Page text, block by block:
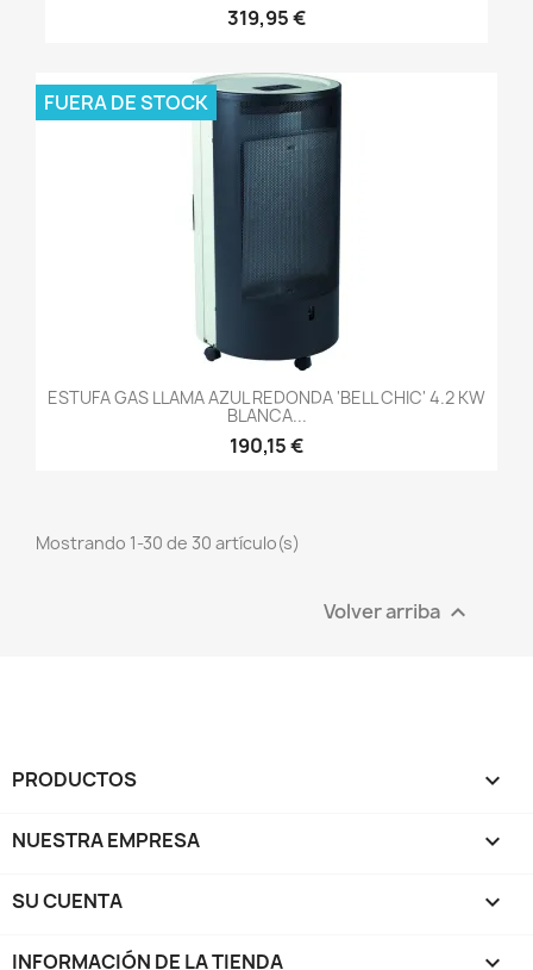
319,95 €
ESTUFA GAS LLAMA AZUL REDONDA 'BELL CHIC' 4.2 KW
BLANCA...
190,15 €
FUERA DE STOCK
Mostrando 1-30 de 30 artículo(s)
Volver arriba 
PRODUCTOS 
NUESTRA EMPRESA 
SU CUENTA 
INFORMACIÓN DE LA TIENDA keyboard_arrow_down